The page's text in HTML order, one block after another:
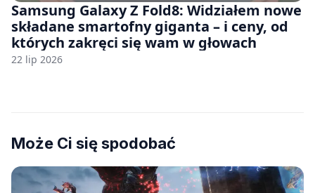
Samsung Galaxy Z Fold8: Widziałem nowe
składane smartofny giganta – i ceny, od
których zakręci się wam w głowach
22 lip 2026
Może Ci się spodobać